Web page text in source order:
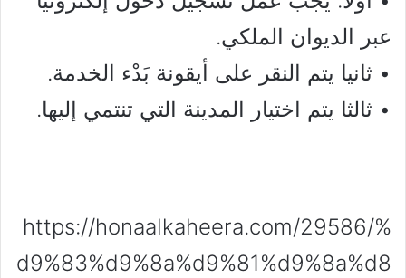
عبر الديوان الملكي.
• ثانيا يتم النقر على أيقونة بَدْء الخدمة.
• ثالثا يتم اختيار المدينة التي تنتمي إليها.
https://honaalkaheera.com/29586/%
d9%83%d9%8a%d9%81%d9%8a%d8